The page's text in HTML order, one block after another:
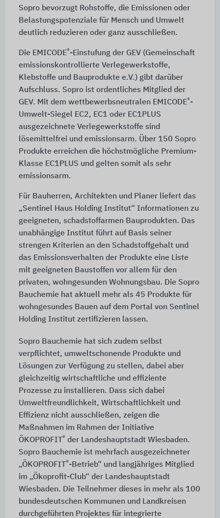
Sopro bevorzugt Rohstoffe, die Emissionen oder
Belastungspotenziale für Mensch und Umwelt
deutlich reduzieren oder ganz ausschließen.
Die EMICODE®-Einstufung der GEV (Gemeinschaft
emissionskontrollierte Verlegewerkstoffe,
Klebstoffe und Bauprodukte e.V.) gibt darüber
Aufschluss. Sopro ist ordentliches Mitglied der
GEV. Mit dem wettbewerbsneutralen EMICODE®-
Umwelt-Siegel EC2, EC1 oder EC1PLUS
ausgezeichnete Verlegewerkstoffe sind
lösemittelfrei und emissionsarm. Über 150 Sopro
Produkte erreichen die höchstmögliche Premium-
Klasse EC1PLUS und gelten somit als sehr
emissionsarm.
Für Bauherren, Architekten und Planer liefert das
„Sentinel Haus Holding Institut“ Informationen zu
geeigneten, schadstoffarmen Bauprodukten. Das
unabhängige Institut führt auf Basis seiner
strengen Kriterien an den Schadstoffgehalt und
das Emissionsverhalten der Produkte eine Liste
mit geeigneten Baustoffen vor allem für den
privaten, wohngesunden Wohnungsbau. Die Sopro
Bauchemie hat aktuell mehr als 45 Produkte für
wohngesundes Bauen auf dem Portal von Sentinel
Holding Institut zertifizieren lassen.
Sopro Bauchemie hat sich zudem selbst
verpflichtet, umweltschonende Produkte und
Lösungen zur Verfügung zu stellen, dabei aber
gleichzeitig wirtschaftliche und effiziente
Prozesse zu installieren. Dass sich dabei
Umweltfreundlichkeit, Wirtschaftlichkeit und
Effizienz nicht ausschließen, zeigen die
Maßnahmen im Rahmen der Initiative
ÖKOPROFIT
® der Landeshauptstadt Wiesbaden.
Sopro Bauchemie ist mehrfach ausgezeichneter
„ÖKOPROFIT
®-Betrieb“ und langjähriges Mitglied
im „Ökoprofit-Club“ der Landeshauptstadt
Wiesbaden. Die Teilnehmer dieses in mehr als 100
bundesdeutschen Kommunen und Landkreisen
durchgeführten Projektes für integrierte